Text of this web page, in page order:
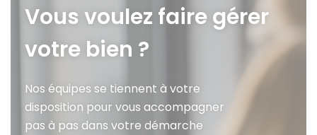
Vous voulez faire gérer
votre bien ?
Nos équipes se tiennent à votre
disposition pour vous accompagner
pas à pas dans votre démarche